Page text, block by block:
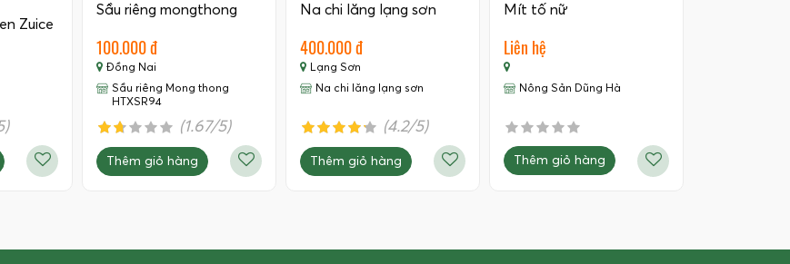
Zuice
Sầu riêng mongthong
100.000 đ
Đồng Nai
Sầu riêng Mong thong
HTXSR94
(1.67/5)
Thêm giỏ hàng
Na chi lăng lạng sơn
400.000 đ
Lạng Sơn
Na chi lăng lạng sơn
(4.2/5)
Thêm giỏ hàng
Mít tố nữ
Liên hệ
Nông Sản Dũng Hà
Thêm giỏ hàng